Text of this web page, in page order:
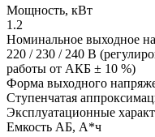
Мощность, кВт
1.2
Номинальное выходное
220 / 230 / 240 В
работы от АКБ ± 10 %)
Форма выходного
Ступенчатая
Эксплуатационные
Емкость АБ, А*ч